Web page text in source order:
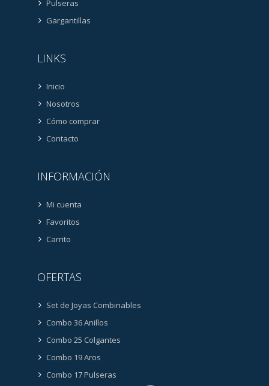
Pulseras
Gargantillas
LINKS
Inicio
Nosotros
Cómo comprar
Contacto
INFORMACIÓN
Mi cuenta
Favoritos
Carrito
OFERTAS
Set de Joyas Combinables
Combo 36 Anillos
Combo 25 Colgantes
Combo 19 Aros
Combo 17 Pulseras